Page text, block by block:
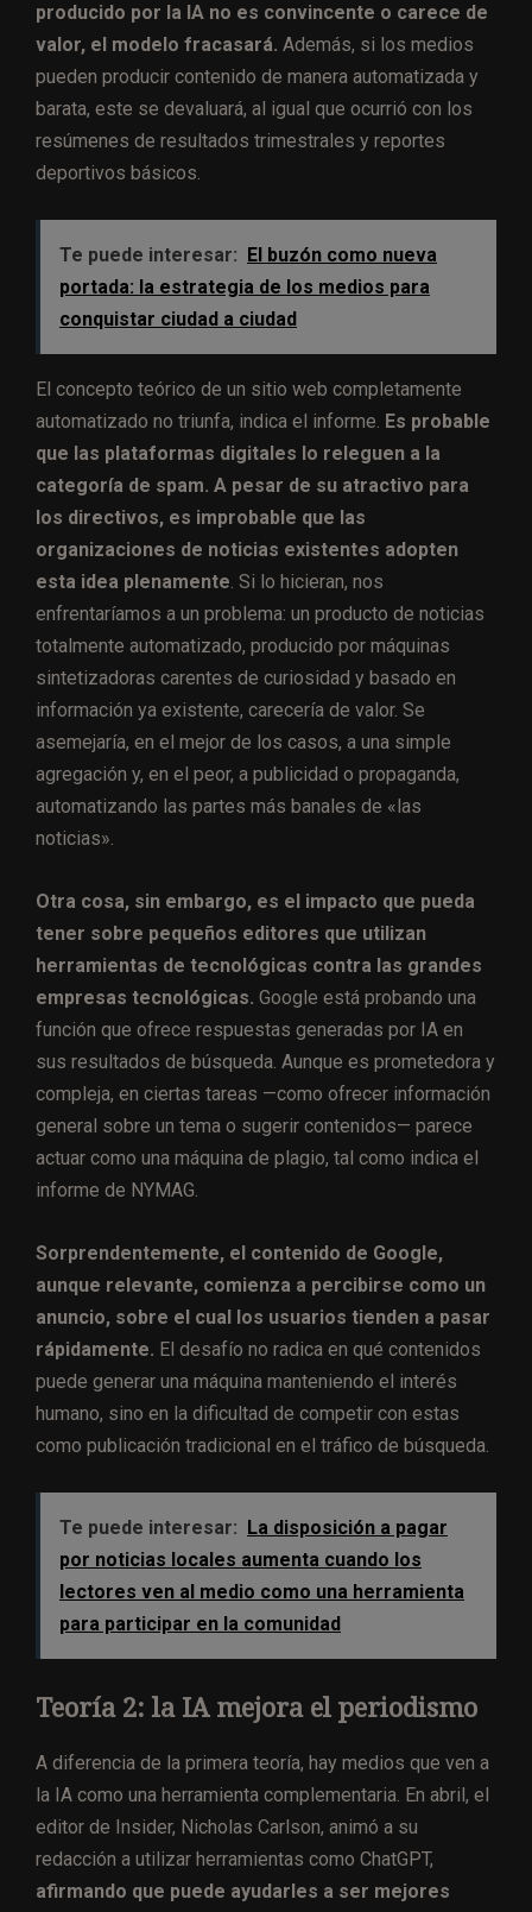
producido por la IA no es convincente o carece de
valor, el modelo fracasará. Además, si los medios
pueden producir contenido de manera automatizada y
barata, este se devaluará, al igual que ocurrió con los
resúmenes de resultados trimestrales y reportes
deportivos básicos.
Te puede interesar: El buzón como nueva
portada: la estrategia de los medios para
conquistar ciudad a ciudad
El concepto teórico de un sitio web completamente
automatizado no triunfa, indica el informe. Es probable
que las plataformas digitales lo releguen a la
categoría de spam. A pesar de su atractivo para
los directivos, es improbable que las
organizaciones de noticias existentes adopten
esta idea plenamente. Si lo hicieran, nos
enfrentaríamos a un problema: un producto de noticias
totalmente automatizado, producido por máquinas
sintetizadoras carentes de curiosidad y basado en
información ya existente, carecería de valor. Se
asemejaría, en el mejor de los casos, a una simple
agregación y, en el peor, a publicidad o propaganda,
automatizando las partes más banales de «las
noticias».
Otra cosa, sin embargo, es el impacto que pueda
tener sobre pequeños editores que utilizan
herramientas de tecnológicas contra las grandes
empresas tecnológicas. Google está probando una
función que ofrece respuestas generadas por IA en
sus resultados de búsqueda. Aunque es prometedora y
compleja, en ciertas tareas —como ofrecer información
general sobre un tema o sugerir contenidos— parece
actuar como una máquina de plagio, tal como indica el
informe de NYMAG.
Sorprendentemente, el contenido de Google,
aunque relevante, comienza a percibirse como un
anuncio, sobre el cual los usuarios tienden a pasar
rápidamente. El desafío no radica en qué contenidos
puede generar una máquina manteniendo el interés
humano, sino en la dificultad de competir con estas
como publicación tradicional en el tráfico de búsqueda.
Te puede interesar: La disposición a pagar
por noticias locales aumenta cuando los
lectores ven al medio como una herramienta
para participar en la comunidad
Teoría 2: la IA mejora el periodismo
A diferencia de la primera teoría, hay medios que ven a
la IA como una herramienta complementaria. En abril, el
editor de Insider, Nicholas Carlson, animó a su
redacción a utilizar herramientas como ChatGPT,
afirmando que puede ayudarles a ser mejores